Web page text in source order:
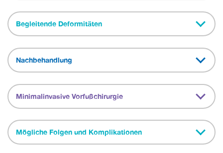
Begleitende Deformitäten
Nachbehandlung
Minimalinvasive Vorfußchirurgie
Mögliche Folgen und Komplikationen